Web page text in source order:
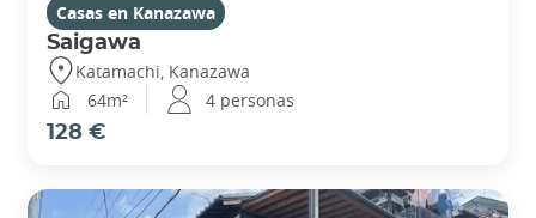
Casas en Kanazawa
Saigawa
Katamachi, Kanazawa
64m²
4 personas
128 €